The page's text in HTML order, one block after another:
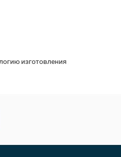
изготовления